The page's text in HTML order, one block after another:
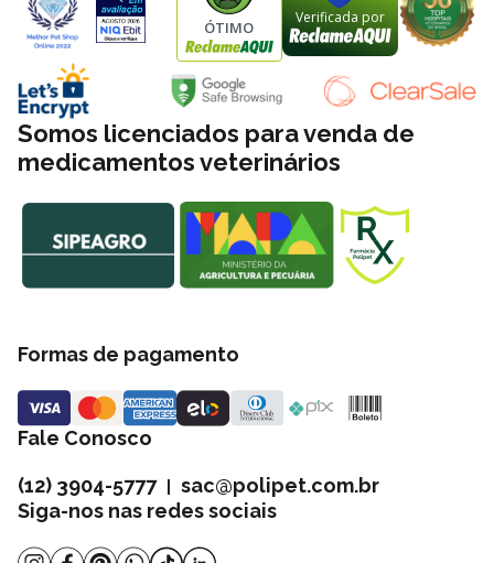
ÓTIMO Verificada por
Somos licenciados para venda de
medicamentos veterinários
Formas de pagamento
Fale Conosco
(12) 3904-5777| sac@polipet.com.br
Siga-nos nas redes sociais